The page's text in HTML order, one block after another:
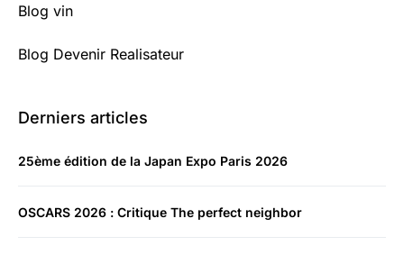
Blog vin
Blog Devenir Realisateur
Derniers articles
25ème édition de la Japan Expo Paris 2026
OSCARS 2026 : Critique The perfect neighbor